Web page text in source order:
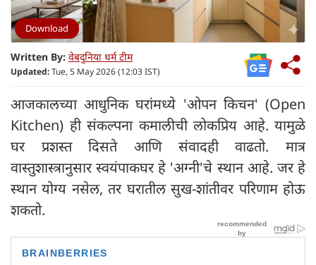
Download
Written By: वेबदुनिया धर्म टीम
Updated:Tue, 5 May 2026 (12:03 IST)
आजकालच्या आधुनिक घरांमध्ये 'ओपन किचन' (Open
Kitchen) ही संकल्पना कमालीची लोकप्रिय आहे. यामुळे
घर प्रशस्त दिसते आणि संवादही वाढतो. मात्र
वास्तुशास्त्रानुसार स्वयंपाकघर हे 'अग्नी'चे स्थान आहे. जर हे
स्थान योग्य नसेल, तर घरातील सुख-शांतीवर परिणाम होऊ
शकतो.